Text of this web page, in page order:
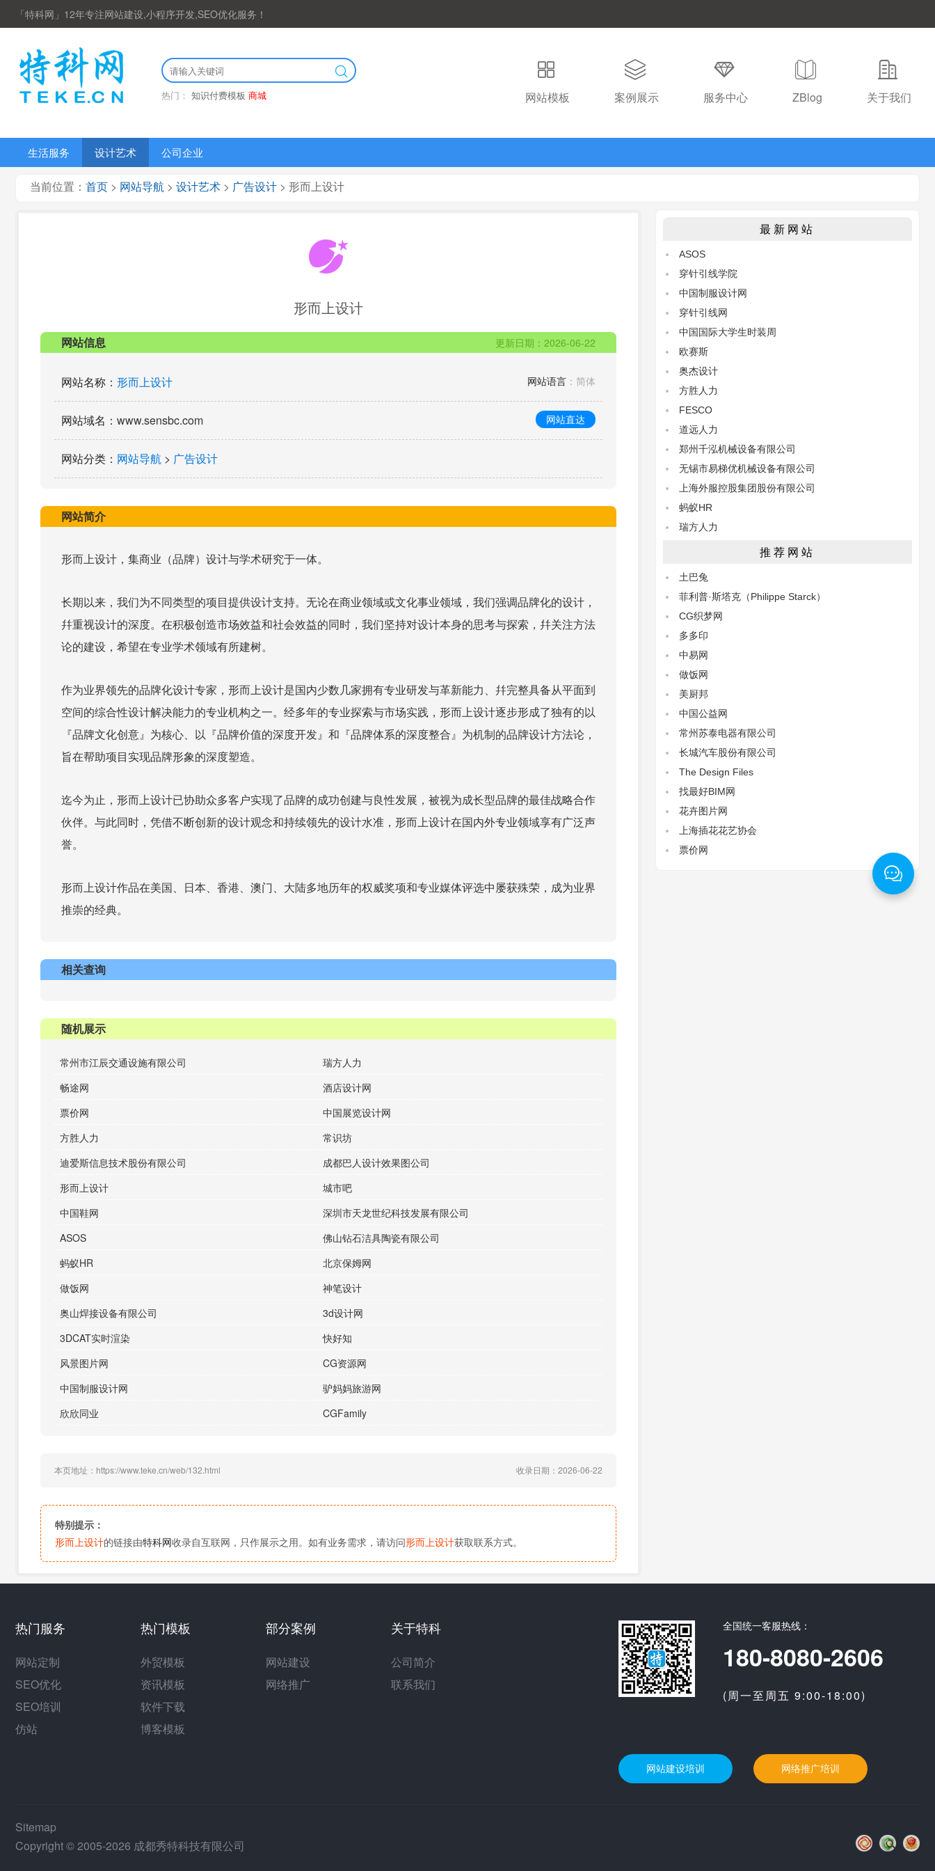
「特科网」12年专注网站建设,小程序开发,SEO优化服务！
热门： 知识付费模板 商城 网站模板 案例展示 服务中心 ZBlog 关于我们
生活服务 设计艺术 公司企业
当前位置： 首页 > 网站导航 > 设计艺术 > 广告设计 > 形而上设计
形而上设计
网站信息 更新日期：2026-06-22
网站名称 ： 形而上设计 网站语言 ：简体
网站域名 ：www.sensbc.com 网站直达
网站分类 ： 网站导航 > 广告设计
网站简介
形而上设计，集商业（品牌）设计与学术研究于一体。
长期以来，我们为不同类型的项目提供设计支持。无论在商业领域或文化事业领域，我们强调品牌化的设计，
幷重视设计的深度。在积极创造市场效益和社会效益的同时，我们坚持对设计本身的思考与探索，幷关注方法
论的建设，希望在专业学术领域有所建树。
作为业界领先的品牌化设计专家，形而上设计是国内少数几家拥有专业研发与革新能力、幷完整具备从平面到
空间的综合性设计解决能力的专业机构之一。经多年的专业探索与市场实践，形而上设计逐步形成了独有的以
『品牌文化创意』为核心、以『品牌价值的深度开发』和『品牌体系的深度整合』为机制的品牌设计方法论，
旨在帮助项目实现品牌形象的深度塑造。
迄今为止，形而上设计已协助众多客户实现了品牌的成功创建与良性发展，被视为成长型品牌的最佳战略合作
伙伴。与此同时，凭借不断创新的设计观念和持续领先的设计水准，形而上设计在国内外专业领域享有广泛声
誉。
形而上设计作品在美国、日本、香港、澳门、大陆多地历年的权威奖项和专业媒体评选中屡获殊荣，成为业界
推崇的经典。
相关查询
随机展示
常州市江辰交通设施有限公司
瑞方人力
畅途网
酒店设计网
票价网
中国展览设计网
方胜人力
常识坊
迪爱斯信息技术股份有限公司
成都巴人设计效果图公司
形而上设计
城市吧
中国鞋网
深圳市天龙世纪科技发展有限公司
ASOS
佛山钻石洁具陶瓷有限公司
蚂蚁HR
北京保姆网
做饭网
神笔设计
奥山焊接设备有限公司
3d设计网
3DCAT实时渲染
快好知
风景图片网
CG资源网
中国制服设计网
驴妈妈旅游网
欣欣同业
CGFamily
本页地址：https://www.teke.cn/web/132.html 收录日期：2026-06-22
特别提示：
形而上设计的链接由特科网收录自互联网，只作展示之用。如有业务需求，请访问形而上设计获取联系方式。
最新网站
ASOS
穿针引线学院
中国制服设计网
穿针引线网
中国国际大学生时装周
欧赛斯
奥杰设计
方胜人力
FESCO
道远人力
郑州千泓机械设备有限公司
无锡市易梯优机械设备有限公司
上海外服控股集团股份有限公司
蚂蚁HR
瑞方人力
推荐网站
土巴兔
菲利普·斯塔克（Philippe Starck）
CG织梦网
多多印
中易网
做饭网
美厨邦
中国公益网
常州苏泰电器有限公司
长城汽车股份有限公司
The Design Files‌
找最好BIM网
花卉图片网
上海插花花艺协会
票价网
热门服务
网站定制
SEO优化
SEO培训
仿站
热门模板
外贸模板
资讯模板
软件下载
博客模板
部分案例
网站建设
网络推广
关于特科
公司简介
联系我们
全国统一客服热线：
180-8080-2606
(周一至周五 9:00-18:00)
网站建设培训 网络推广培训
Sitemap
Copyright © 2005-2026 成都秀特科技有限公司